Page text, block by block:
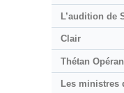
L’audition de
Clair
Thétan
Les ministres